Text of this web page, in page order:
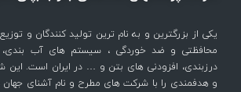
یکی از بزرگترین و به نام ترین تولید کنندگان و
محافظتی و ضد خوردگی ، سیستم های آب بندی،
درزبندی، افزودنی های بتن و … در ایران است. این
و هدفمندی را با شرکت های مطرح و نام آشنای جهان